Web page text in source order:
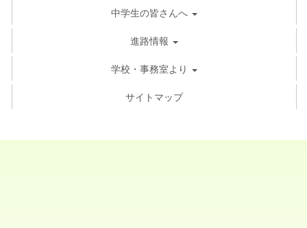
中学生の皆さんへ
進路情報
学校・事務室より
サイトマップ